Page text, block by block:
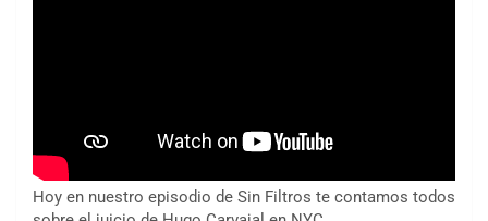
Hoy en nuestro episodio de Sin Filtros te contamos todos